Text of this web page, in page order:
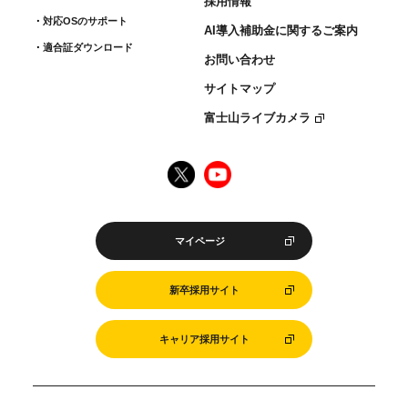
対応OSのサポート
適合証ダウンロード
AI導入補助金に関するご案内
お問い合わせ
サイトマップ
富士山ライブカメラ
マイページ
新卒採用サイト
キャリア採用サイト